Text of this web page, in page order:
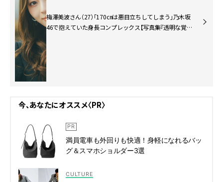
梅澤美波さん（27）「170㎝は悪目立ちしてしまう」乃木坂
46で抱えていた身長コンプレックス【写真集『透明な覚
今、あなたにオススメ〈PR〉
満員電車も外回りも快適！身軽になれるバッ
グ＆スマホショルダー3選
CULTURE